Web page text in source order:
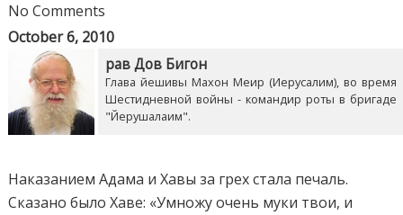
No Comments
October 6, 2010
рав Дов Бигон
Глава йешивы Махон Меир (Иерусалим), во время
Шестидневной войны - командир роты в бригаде
"Йерушалаим".
Наказанием Адама и Хавы за грех стала печаль.
Сказано было Хаве: «Умножу очень муки твои, и